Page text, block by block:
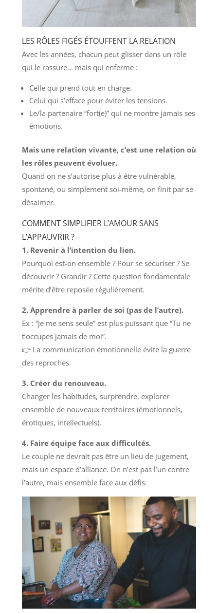
LES RÔLES FIGÉS ÉTOUFFENT LA RELATION
Avec les années, chacun peut glisser dans un rôle
qui le rassure… mais qui enferme :
Celle qui prend tout en charge.
Celui qui s’efface pour éviter les tensions.
Le/la partenaire “fort(e)” qui ne montre jamais ses
émotions.
Mais une relation vivante, c’est une relation où
les rôles peuvent évoluer.
Quand on ne s’autorise plus à être vulnérable,
spontané, ou simplement soi-même, on finit par se
désaimer.
COMMENT SIMPLIFIER L’AMOUR SANS
L’APPAUVRIR ?
1. Revenir à l’intention du lien.
Pourquoi est-on ensemble ? Pour se sécuriser ? Se
découvrir ? Grandir ? Cette question fondamentale
mérite d’être reposée régulièrement.
2. Apprendre à parler de soi (pas de l’autre).
Ex : “Je me sens seule” est plus puissant que “Tu ne
t’occupes jamais de moi”.
👉 La communication émotionnelle évite la guerre
des reproches.
3. Créer du renouveau.
Changer les habitudes, surprendre, explorer
ensemble de nouveaux territoires (émotionnels,
érotiques, intellectuels).
4. Faire équipe face aux difficultés.
Le couple ne devrait pas être un lieu de jugement,
mais un espace d’alliance. On n’est pas l’un contre
l’autre, mais ensemble face aux défis.